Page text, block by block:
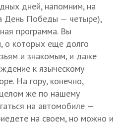
дней, напомним, на
День Победы — четыре),
программа. Вы
о которых еще долго
и знакомым, и даже
к языческому
На гору, конечно,
же по нашему
на автомобиле —
на своем, но можно и